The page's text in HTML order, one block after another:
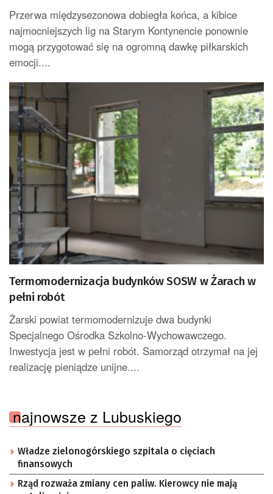
Przerwa międzysezonowa dobiegła końca, a kibice
najmocniejszych lig na Starym Kontynencie ponownie
mogą przygotować się na ogromną dawkę piłkarskich
emocji....
Termomodernizacja budynków SOSW w Żarach w
pełni robót
Żarski powiat termomodernizuje dwa budynki
Specjalnego Ośrodka Szkolno-Wychowawczego.
Inwestycja jest w pełni robót. Samorząd otrzymał na jej
realizację pieniądze unijne....
najnowsze z Lubuskiego
Władze zielonogórskiego szpitala o cięciach
finansowych
Rząd rozważa zmiany cen paliw. Kierowcy nie mają